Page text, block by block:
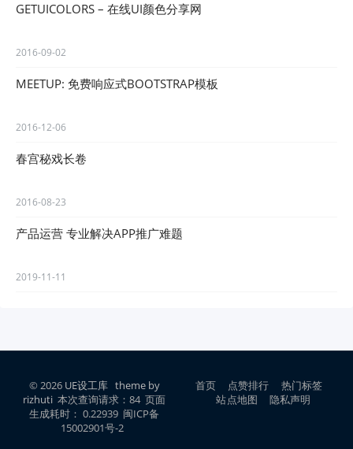
GETUICOLORS – 在线UI颜色分享网
2016-09-02
MEETUP: 免费响应式BOOTSTRAP模板
2016-12-06
春宫秘戏长卷
2016-08-23
产品运营 专业解决APP推广难题
2019-11-11
© 2026 UE设工库 theme by
rizhuti 本次查询请求：84 页面
生成耗时： 0.22939 闽ICP备
15002901号-2
首页 点赞排行
热门标签
站点地图
隐私声明